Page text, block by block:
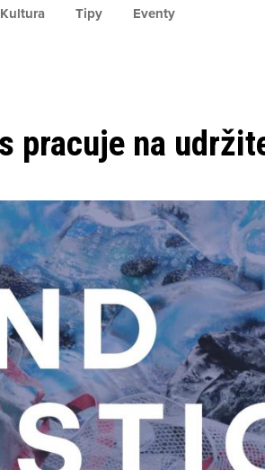
Kultura Tipy Eventy
pracuje na